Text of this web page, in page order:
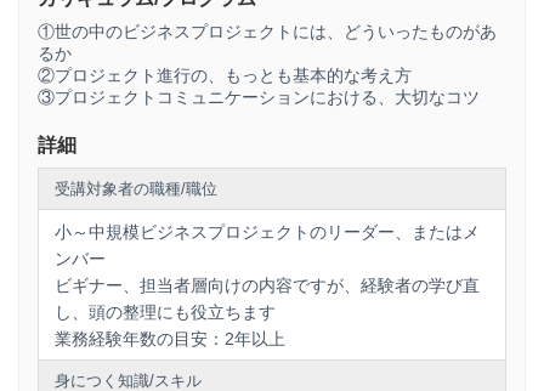
①世の中のビジネスプロジェクトには、どういったものがあ
るか
②プロジェクト進行の、もっとも基本的な考え方
③プロジェクトコミュニケーションにおける、大切なコツ
詳細
受講対象者の職種/職位
小～中規模ビジネスプロジェクトのリーダー、またはメ
ンバー
ビギナー、担当者層向けの内容ですが、経験者の学び直
し、頭の整理にも役立ちます
業務経験年数の目安：2年以上
身につく知識/スキル